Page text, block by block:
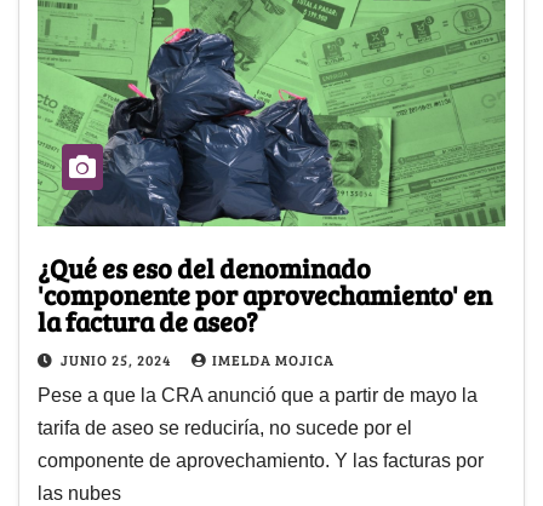
¿Qué es eso del denominado
'componente por aprovechamiento' en
la factura de aseo?
JUNIO 25, 2024 IMELDA MOJICA
Pese a que la CRA anunció que a partir de mayo la
tarifa de aseo se reduciría, no sucede por el
componente de aprovechamiento. Y las facturas por
las nubes